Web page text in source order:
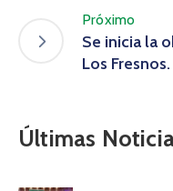
Próximo
Se inicia la
Los Fresnos.
Últimas